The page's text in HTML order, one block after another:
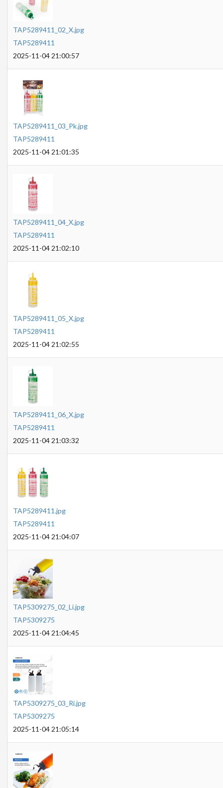
TAP5289411_02_X.jpg
TAP5289411
2025-11-04 21:00:57
TAP5289411_03_Pk.jpg
TAP5289411
2025-11-04 21:01:35
TAP5289411_04_X.jpg
TAP5289411
2025-11-04 21:02:10
TAP5289411_05_X.jpg
TAP5289411
2025-11-04 21:02:55
TAP5289411_06_X.jpg
TAP5289411
2025-11-04 21:03:32
TAP5289411.jpg
TAP5289411
2025-11-04 21:04:07
TAP5309275_02_Li.jpg
TAP5309275
2025-11-04 21:04:45
TAP5309275_03_Ri.jpg
TAP5309275
2025-11-04 21:05:14